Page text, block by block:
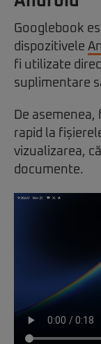
Googlebook
dispozitivele
fi utilizate
suplimentare
De asemenea,
rapid la
vizualizarea,
documente.